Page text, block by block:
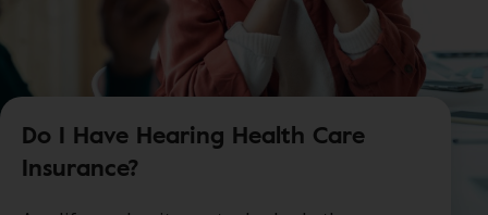
Do I Have Hearing Health Care
Insurance?